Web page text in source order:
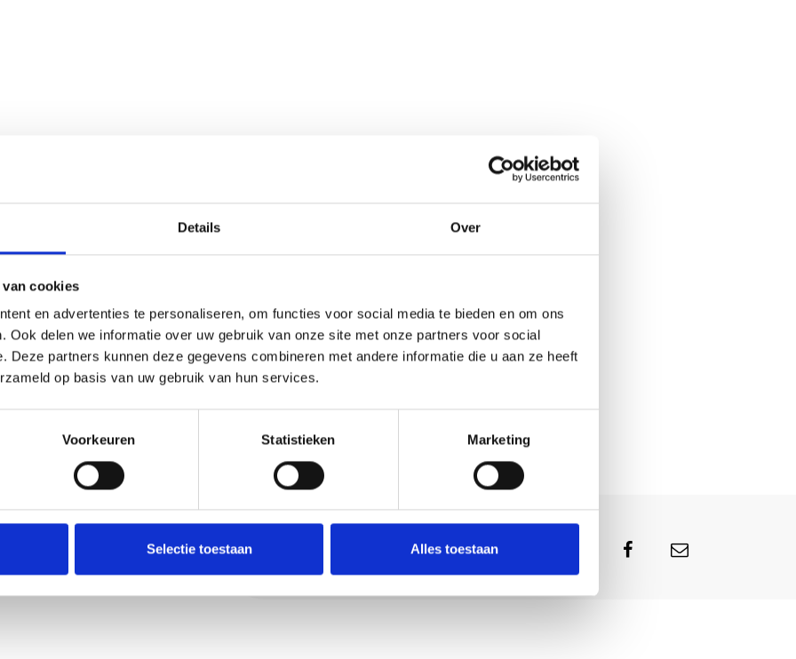
Details Over
cookies
en advertenties te personaliseren, om functies voor social media te bieden en om ons
Ook delen we informatie over uw gebruik van onze site met onze partners voor social
Deze partners kunnen deze gegevens combineren met andere informatie die u aan ze heeft
op basis van uw gebruik van hun services.
Voorkeuren Statistieken Marketing
Selectie toestaan Alles toestaan
naar de
slaapkamers
van een
en exclusief